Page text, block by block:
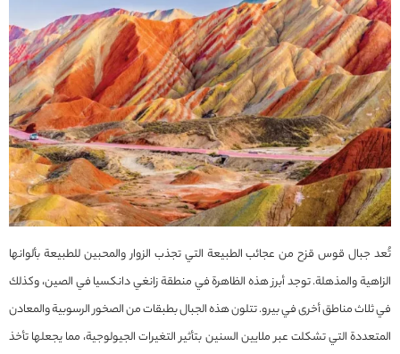
تُعد جبال قوس قزح من عجائب الطبيعة التي تجذب الزوار والمحبين للطبيعة بألوانها
الزاهية والمذهلة. توجد أبرز هذه الظاهرة في منطقة زانغي دانكسيا في الصين، وكذلك
في ثلاث مناطق أخرى في بيرو. تتلون هذه الجبال بطبقات من الصخور الرسوبية والمعادن
المتعددة التي تشكلت عبر ملايين السنين بتأثير التغيرات الجيولوجية، مما يجعلها تأخذ